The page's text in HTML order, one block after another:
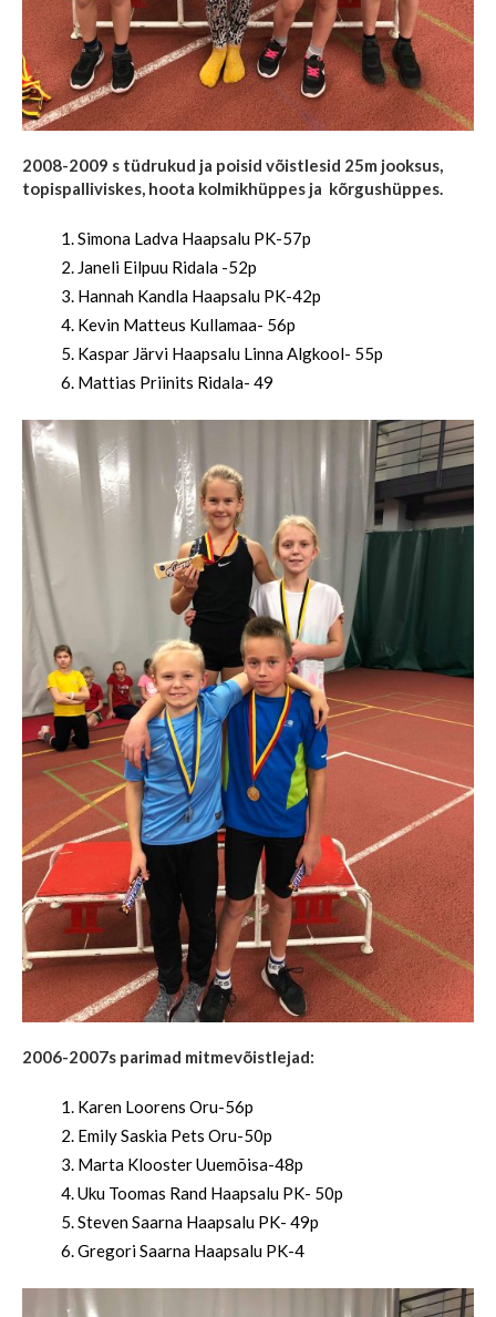
2008-2009 s tüdrukud ja poisid võistlesid 25m jooksus,
topispalliviskes, hoota kolmikhüppes ja kõrgushüppes.
Simona Ladva Haapsalu PK-57p
Janeli Eilpuu Ridala -52p
Hannah Kandla Haapsalu PK-42p
Kevin Matteus Kullamaa- 56p
Kaspar Järvi Haapsalu Linna Algkool- 55p
Mattias Priinits Ridala- 49
2006-2007s parimad mitmevõistlejad:
Karen Loorens Oru-56p
Emily Saskia Pets Oru-50p
Marta Klooster Uuemõisa-48p
Uku Toomas Rand Haapsalu PK- 50p
Steven Saarna Haapsalu PK- 49p
Gregori Saarna Haapsalu PK-4